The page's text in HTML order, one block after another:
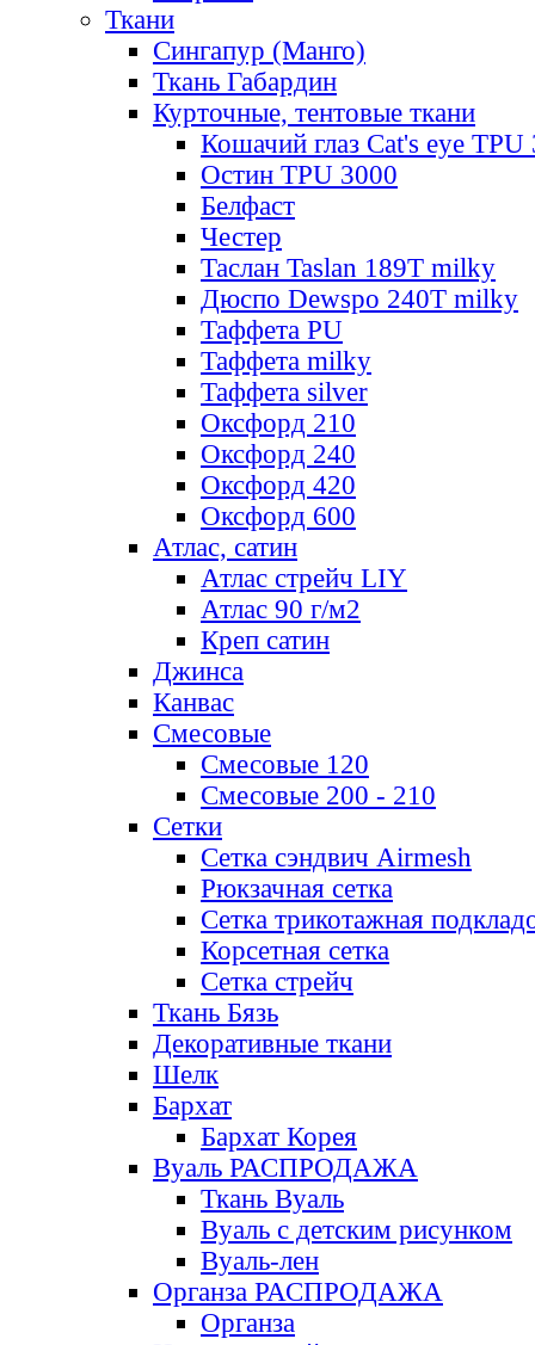
Ткани
Сингапур (Манго)
Ткань Габардин
Курточные, тентовые ткани
Кошачий глаз Cat's eye TPU
Остин TPU 3000
Белфаст
Честер
Таслан Taslan 189T milky
Дюспо Dewspo 240T milky
Таффета PU
Таффета milky
Таффета silver
Оксфорд 210
Оксфорд 240
Оксфорд 420
Оксфорд 600
Атлас, сатин
Атлас стрейч LIY
Атлас 90 г/м2
Креп сатин
Джинса
Канвас
Смесовые
Смесовые 120
Смесовые 200 - 210
Сетки
Сетка сэндвич Airmesh
Рюкзачная сетка
Сетка трикотажная
Корсетная сетка
Сетка стрейч
Ткань Бязь
Декоративные ткани
Шелк
Бархат
Бархат Корея
Вуаль РАСПРОДАЖА
Ткань Вуаль
Вуаль с детским рисунком
Вуаль-лен
Органза РАСПРОДАЖА
Органза